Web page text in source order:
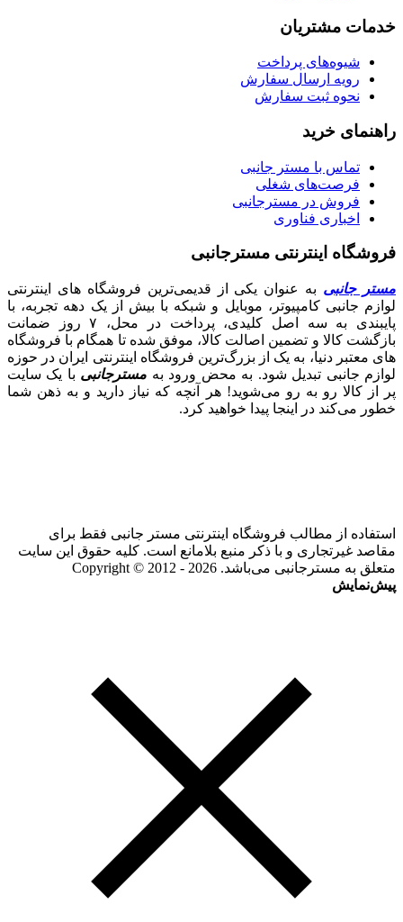
خدمات مشتریان
شیوه‌های پرداخت
رویه ارسال سفارش
نحوه ثبت سفارش
راهنمای خرید
تماس با مستر جانبی
فرصت‌های شغلی
فروش در مسترجانبی
اخباری فناوری
فروشگاه اینترنتی مسترجانبی
مستر جانبی به عنوان یکی از قدیمی‌ترین فروشگاه های اینترنتی
لوازم جانبی کامپیوتر، موبایل و شبکه با بیش از یک دهه تجربه، با
پایبندی به سه اصل کلیدی، پرداخت در محل، ۷ روز ضمانت
بازگشت کالا و تضمین اصالت کالا، موفق شده تا همگام با فروشگاه‌
های معتبر دنیا، به یک از بزرگ‌ترین فروشگاه اینترنتی ایران در حوزه
لوازم جانبی تبدیل شود. به محض ورود به مسترجانبی با یک سایت
پر از کالا رو به رو می‌شوید! هر آنچه که نیاز دارید و به ذهن شما
خطور می‌کند در اینجا پیدا خواهید کرد.
استفاده از مطالب فروشگاه اینترنتی مستر جانبی فقط برای
مقاصد غیرتجاری و با ذکر منبع بلامانع است. کلیه حقوق این سایت
متعلق به مسترجانبی می‌باشد. Copyright © 2012 - 2026
پیش‌نمایش